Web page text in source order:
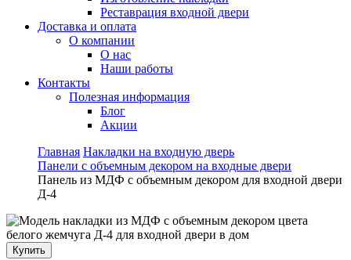
Реставрация входной двери
Доставка и оплата
О компании
О нас
Наши работы
Контакты
Полезная информация
Блог
Акции
Главная Накладки на входную дверь
Панели с объемным декором на входные двери
Панель из МДФ с объемным декором для входной двери
Д-4
Купить